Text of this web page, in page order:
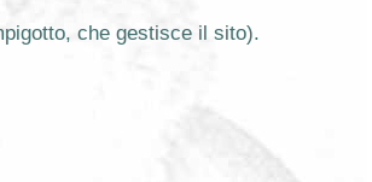
che gestisce il sito).